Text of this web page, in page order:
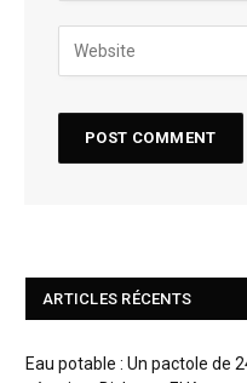
ARTICLES RÉCENTS
Eau potable : Un pactole de